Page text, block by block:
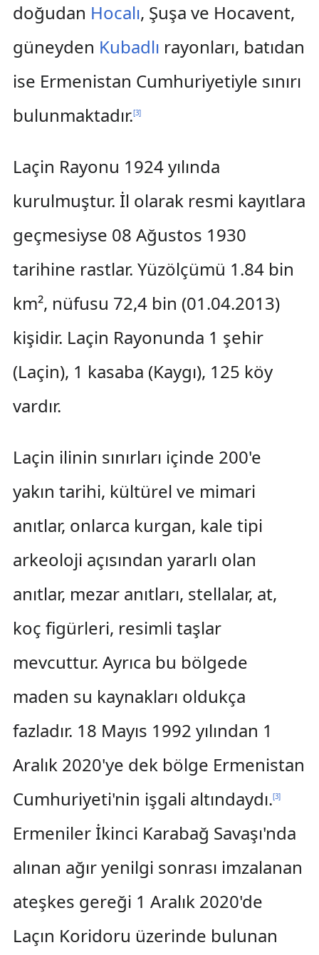
doğudan Hocalı, Şuşa ve Hocavent,
güneyden Kubadlı rayonları, batıdan
ise Ermenistan Cumhuriyetiyle sınırı
bulunmaktadır.[3]
Laçin Rayonu 1924 yılında
kurulmuştur. İl olarak resmi kayıtlara
geçmesiyse 08 Ağustos 1930
tarihine rastlar. Yüzölçümü 1.84 bin
km², nüfusu 72,4 bin (01.04.2013)
kişidir. Laçin Rayonunda 1 şehir
(Laçin), 1 kasaba (Kaygı), 125 köy
vardır.
Laçin ilinin sınırları içinde 200'e
yakın tarihi, kültürel ve mimari
anıtlar, onlarca kurgan, kale tipi
arkeoloji açısından yararlı olan
anıtlar, mezar anıtları, stellalar, at,
koç figürleri, resimli taşlar
mevcuttur. Ayrıca bu bölgede
maden su kaynakları oldukça
fazladır. 18 Mayıs 1992 yılından 1
Aralık 2020'ye dek bölge Ermenistan
Cumhuriyeti'nin işgali altındaydı.[3]
Ermeniler İkinci Karabağ Savaşı'nda
alınan ağır yenilgi sonrası imzalanan
ateşkes gereği 1 Aralık 2020'de
Laçın Koridoru üzerinde bulunan